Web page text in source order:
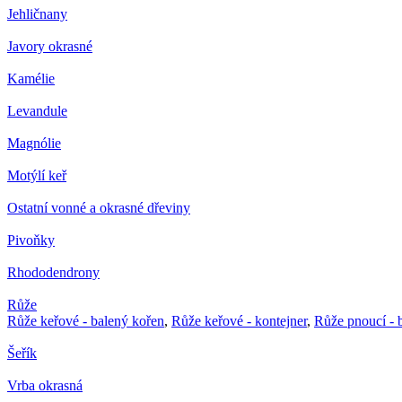
Jehličnany
Javory okrasné
Kamélie
Levandule
Magnólie
Motýlí keř
Ostatní vonné a okrasné dřeviny
Pivoňky
Rhododendrony
Růže
Růže keřové - balený kořen, Růže keřové - kontejner, Růže pnoucí -
Šeřík
Vrba okrasná